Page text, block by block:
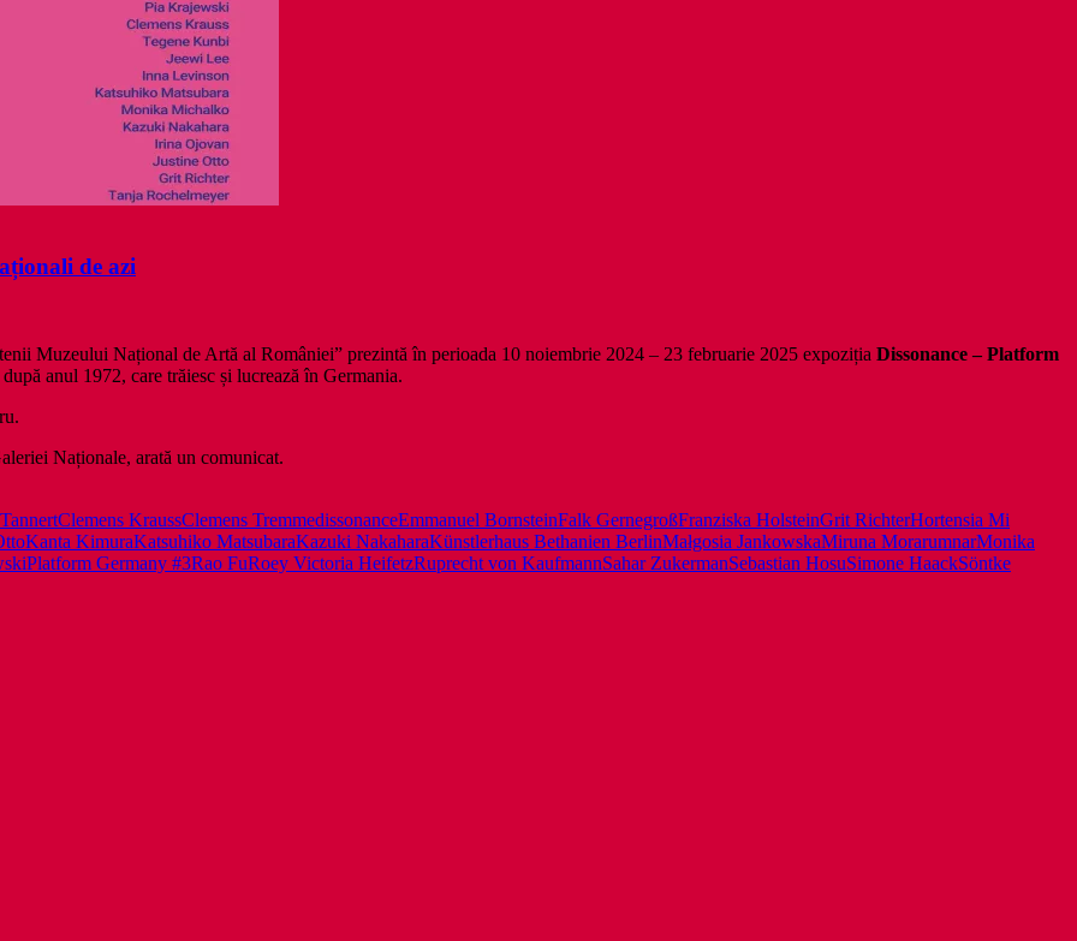
de azi
Muzeului Național de Artă al României” prezintă în perioada 10 noiembrie 2024 – 23 februarie 2025 expoziția Dissonance – Platform
anul 1972, care trăiesc și lucrează în Germania.
Naționale, arată un comunicat.
Clemens KraussClemens TremmedissonanceEmmanuel BornsteinFalk GernegroßFranziska HolsteinGrit RichterHortensia Mi
Kanta KimuraKatsuhiko MatsubaraKazuki NakaharaKünstlerhaus Bethanien BerlinMałgosia JankowskaMiruna MorarumnarMonika
Platform Germany #3Rao FuRoey Victoria HeifetzRuprecht von KaufmannSahar ZukermanSebastian HosuSimone HaackSöntke